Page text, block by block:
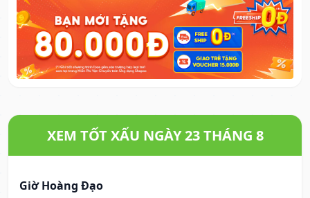
XEM TỐT XẤU NGÀY 23 THÁNG 8
Giờ Hoàng Đạo